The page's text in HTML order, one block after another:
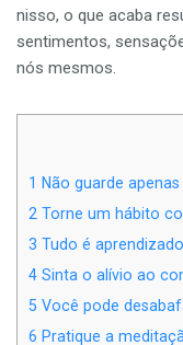
nisso, o que acaba
sentimentos,
nós mesmos.
1 Não guarde
2 Torne um hábito
3 Tudo é
4 Sinta o alívio ao
5 Você pode
6 Pratique a